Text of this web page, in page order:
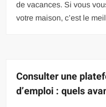
de vacances. Si vous
votre maison, c’est le
Consulter une
d’emploi : quels